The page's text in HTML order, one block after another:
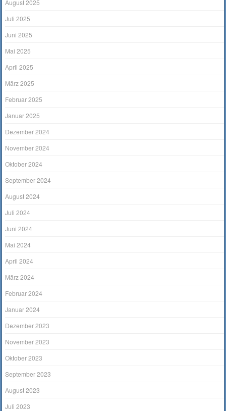
August 2025
Juli 2025
Juni 2025
Mai 2025
April 2025
März 2025
Februar 2025
Januar 2025
Dezember 2024
November 2024
Oktober 2024
September 2024
August 2024
Juli 2024
Juni 2024
Mai 2024
April 2024
März 2024
Februar 2024
Januar 2024
Dezember 2023
November 2023
Oktober 2023
September 2023
August 2023
Juli 2023